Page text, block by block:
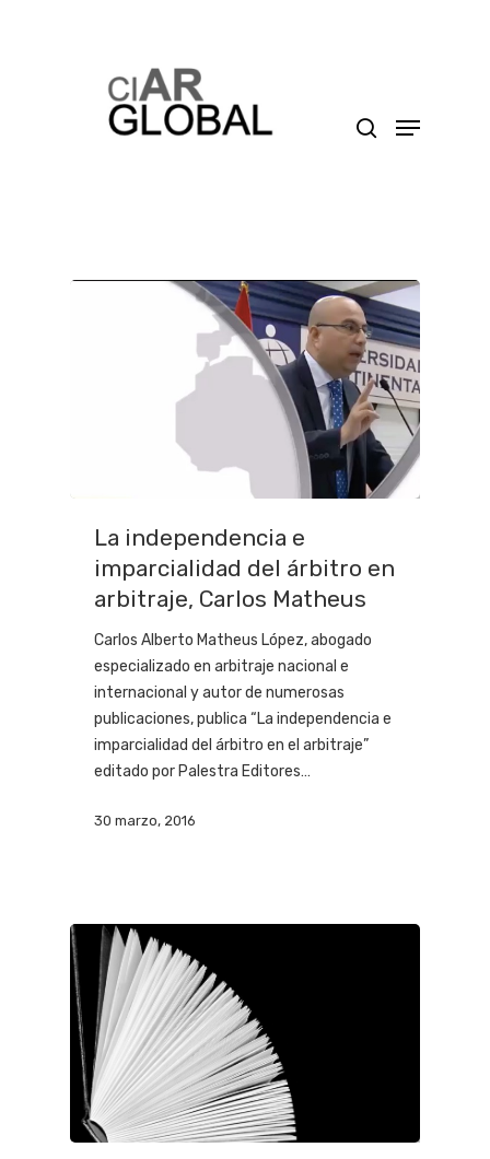
Presione enter para buscar o ESC para cerrar
La independencia e
imparcialidad del árbitro en
arbitraje, Carlos Matheus
Carlos Alberto Matheus López, abogado
especializado en arbitraje nacional e
internacional y autor de numerosas
publicaciones, publica “La independencia e
imparcialidad del árbitro en el arbitraje”
editado por Palestra Editores…
30 marzo, 2016